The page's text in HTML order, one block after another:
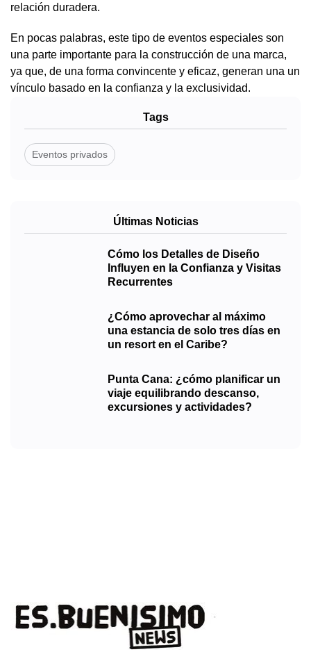
relación duradera.
En pocas palabras, este tipo de eventos especiales son
una parte importante para la construcción de una marca,
ya que, de una forma convincente y eficaz, generan una un
vínculo basado en la confianza y la exclusividad.
Tags
Eventos privados
Últimas Noticias
Cómo los Detalles de Diseño
Influyen en la Confianza y Visitas
Recurrentes
¿Cómo aprovechar al máximo
una estancia de solo tres días en
un resort en el Caribe?
Punta Cana: ¿cómo planificar un
viaje equilibrando descanso,
excursiones y actividades?